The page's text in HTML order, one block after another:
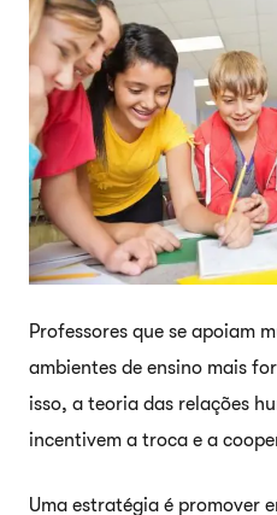
Professores que se apoiam
ambientes de ensino mais
isso, a teoria das relações
incentivem a troca e a
Uma estratégia é promover